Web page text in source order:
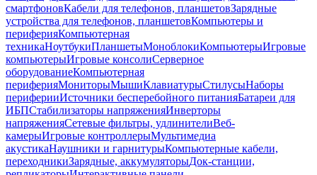
смартфоновКабели для телефонов, планшетовЗарядные
устройства для телефонов, планшетовКомпьютеры и
периферияКомпьютерная
техникаНоутбукиПланшетыМоноблокиКомпьютерыИгровые
компьютерыИгровые консолиСерверное
оборудованиеКомпьютерная
периферияМониторыМышиКлавиатурыСтилусыНаборы
периферииИсточники бесперебойного питанияБатареи для
ИБПСтабилизаторы напряженияИнверторы
напряженияСетевые фильтры, удлинителиВеб-
камерыИгровые контроллерыМультимедиа
акустикаНаушники и гарнитурыКомпьютерные кабели,
переходникиЗарядные, аккумуляторыДок-станции,